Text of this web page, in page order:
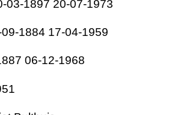
03-1897 20-07-1973
1884 17-04-1959
06-12-1968